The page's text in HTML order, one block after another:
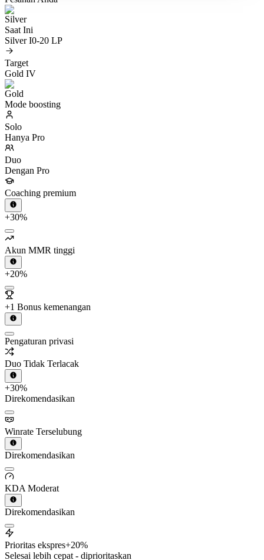
Saat Ini
Silver I0-20 LP
Target
Gold IV
Mode boosting
Solo
Hanya Pro
Duo
Dengan Pro
Coaching premium
+30%
Akun MMR tinggi
+20%
+1 Bonus kemenangan
Pengaturan privasi
Duo Tidak Terlacak
+30%
Direkomendasikan
Winrate Terselubung
Direkomendasikan
KDA Moderat
Direkomendasikan
Prioritas ekspres+20%
Selesai lebih cepat - diprioritaskan